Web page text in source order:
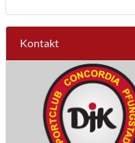
Kontakt